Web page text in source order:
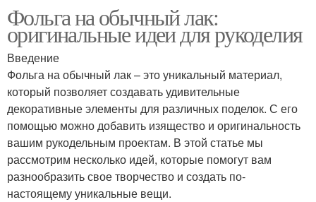
Фольга на обычный лак:
оригинальные идеи для рукоделия
Введение
Фольга на обычный лак – это уникальный материал,
который позволяет создавать удивительные
декоративные элементы для различных поделок. С его
помощью можно добавить изящество и оригинальность
вашим рукодельным проектам. В этой статье мы
рассмотрим несколько идей, которые помогут вам
разнообразить свое творчество и создать по-
настоящему уникальные вещи.